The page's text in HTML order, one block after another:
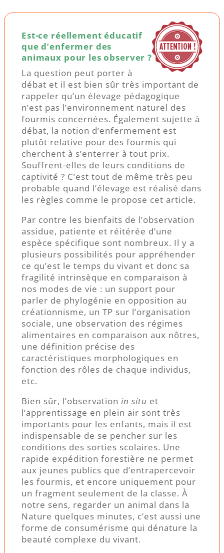
Est-ce réellement éducatif
que d’enfermer des
animaux pour les observer ?
La question peut porter à
débat et il est bien sûr très important de
rappeler qu’un élevage pédagogique
n’est pas l’environnement naturel des
fourmis concernées. Également sujette à
débat, la notion d’enfermement est
plutôt relative pour des fourmis qui
cherchent à s’enterrer à tout prix.
Souffrent-elles de leurs conditions de
captivité ? C’est tout de même très peu
probable quand l’élevage est réalisé dans
les règles comme le propose cet article.
Par contre les bienfaits de l’observation
assidue, patiente et réitérée d’une
espèce spécifique sont nombreux. Il y a
plusieurs possibilités pour appréhender
ce qu’est le temps du vivant et donc sa
fragilité intrinsèque en comparaison à
nos modes de vie : un support pour
parler de phylogénie en opposition au
créationnisme, un TP sur l’organisation
sociale, une observation des régimes
alimentaires en comparaison aux nôtres,
une définition précise des
caractéristiques morphologiques en
fonction des rôles de chaque individus,
etc.
Bien sûr, l’observation in situ et
l’apprentissage en plein air sont très
importants pour les enfants, mais il est
indispensable de se pencher sur les
conditions des sorties scolaires. Une
rapide expédition forestière ne permet
aux jeunes publics que d’entrapercevoir
les fourmis, et encore uniquement pour
un fragment seulement de la classe. À
notre sens, regarder un animal dans la
Nature quelques minutes, c’est aussi une
forme de consumérisme qui dénature la
beauté complexe du vivant.